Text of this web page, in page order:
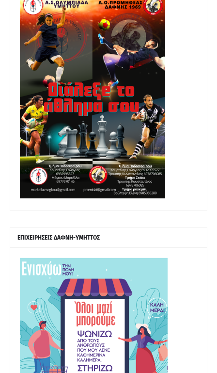
ΕΠΙΧΕΙΡΗΣΕΙΣ ΔΑΦΝΗ-ΥΜΗΤΤΟΣ